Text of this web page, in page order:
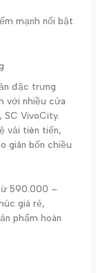
mạnh nổi bật
đặc trưng
với nhiều cửa
SC VivoCity.
vải tiên tiến,
giãn bốn chiều
590.000 –
giá rẻ,
phẩm hoàn